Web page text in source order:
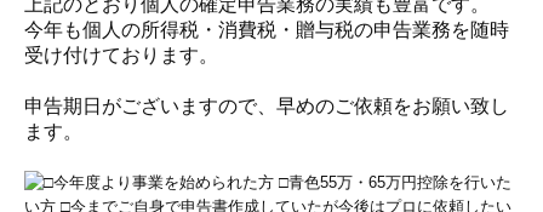
医療関係のお客様
社会福祉法人のお客様
お問合せ
上記のとおり個人の確定申告業務の実績も豊富です。
今年も個人の所得税・消費税・贈与税の申告業務を随時
受け付けております。
申告期日がございますので、早めのご依頼をお願い致し
ます。